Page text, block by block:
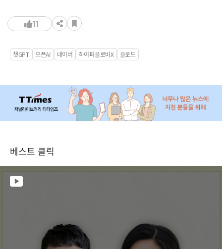
11
챗GPT 오픈AI 네이버 하이퍼클로바X 클로드
베스트 클릭